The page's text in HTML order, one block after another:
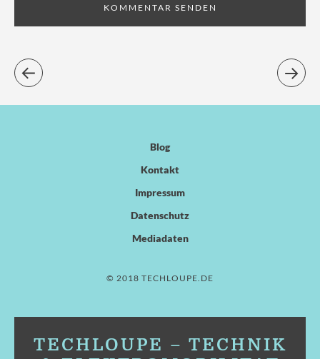
Blog
Kontakt
Impressum
Datenschutz
Mediadaten
© 2018 TECHLOUPE.DE
TECHLOUPE – TECHNIK